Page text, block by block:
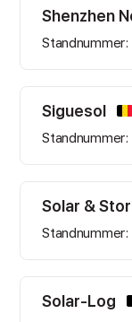
Shenzhen
Standnummer:
Siguesol
Standnummer:
Solar &
Standnummer:
Solar-Log